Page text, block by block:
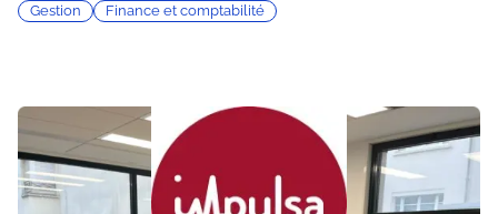
Gestion
Finance et comptabilité